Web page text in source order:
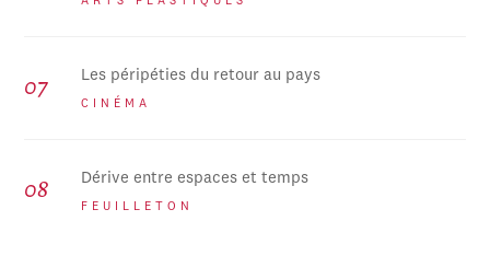
Les péripéties du retour au pays
CINÉMA
Dérive entre espaces et temps
FEUILLETON